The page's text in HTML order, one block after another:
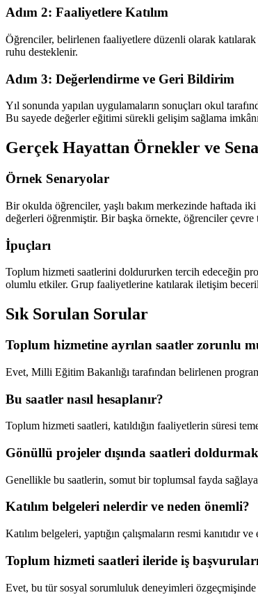
Adım 2: Faaliyetlere Katılım
Öğrenciler, belirlenen faaliyetlere düzenli olarak
ruhu desteklenir.
Adım 3: Değerlendirme ve Geri Bildirim
Yıl sonunda yapılan uygulamaların sonuçları okul
Bu sayede değerler eğitimi sürekli gelişim sağlama
Gerçek Hayattan Örnekler ve
Örnek Senaryolar
Bir okulda öğrenciler, yaşlı bakım merkezinde haftada
değerleri öğrenmiştir. Bir başka örnekte, öğrenciler
İpuçları
Toplum hizmeti saatlerini doldururken tercih edeceğin
olumlu etkiler. Grup faaliyetlerine katılarak iletişim
Sık Sorulan Sorular
Toplum hizmetine ayrılan saatler zorunlu
Evet, Milli Eğitim Bakanlığı tarafından belirlenen
Bu saatler nasıl hesaplanır?
Toplum hizmeti saatleri, katıldığın faaliyetlerin süresi
Gönüllü projeler dışında saatleri
Genellikle bu saatlerin, somut bir toplumsal fayda
Katılım belgeleri nelerdir ve neden önemli?
Katılım belgeleri, yaptığın çalışmaların resmi
Toplum hizmeti saatleri ileride iş
Evet, bu tür sosyal sorumluluk deneyimleri özgeçmişinde